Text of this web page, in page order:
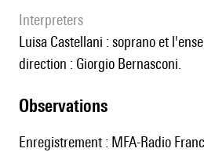
interpreters
Luisa Castellani : soprano et l'ensemble Contrechamps,
direction : Giorgio Bernasconi.
observations
Enregistrement : MFA-Radio